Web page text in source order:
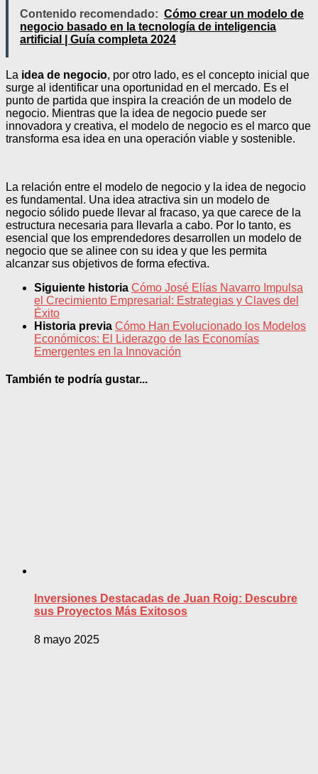
Contenido recomendado: Cómo crear un modelo de
negocio basado en la tecnología de inteligencia
artificial | Guía completa 2024
La idea de negocio, por otro lado, es el concepto inicial que
surge al identificar una oportunidad en el mercado. Es el
punto de partida que inspira la creación de un modelo de
negocio. Mientras que la idea de negocio puede ser
innovadora y creativa, el modelo de negocio es el marco que
transforma esa idea en una operación viable y sostenible.
La relación entre el modelo de negocio y la idea de negocio
es fundamental. Una idea atractiva sin un modelo de
negocio sólido puede llevar al fracaso, ya que carece de la
estructura necesaria para llevarla a cabo. Por lo tanto, es
esencial que los emprendedores desarrollen un modelo de
negocio que se alinee con su idea y que les permita
alcanzar sus objetivos de forma efectiva.
Siguiente historia Cómo José Elías Navarro Impulsa
el Crecimiento Empresarial: Estrategias y Claves del
Éxito
Historia previa Cómo Han Evolucionado los Modelos
Económicos: El Liderazgo de las Economías
Emergentes en la Innovación
También te podría gustar...
Inversiones Destacadas de Juan Roig: Descubre
sus Proyectos Más Exitosos
8 mayo 2025